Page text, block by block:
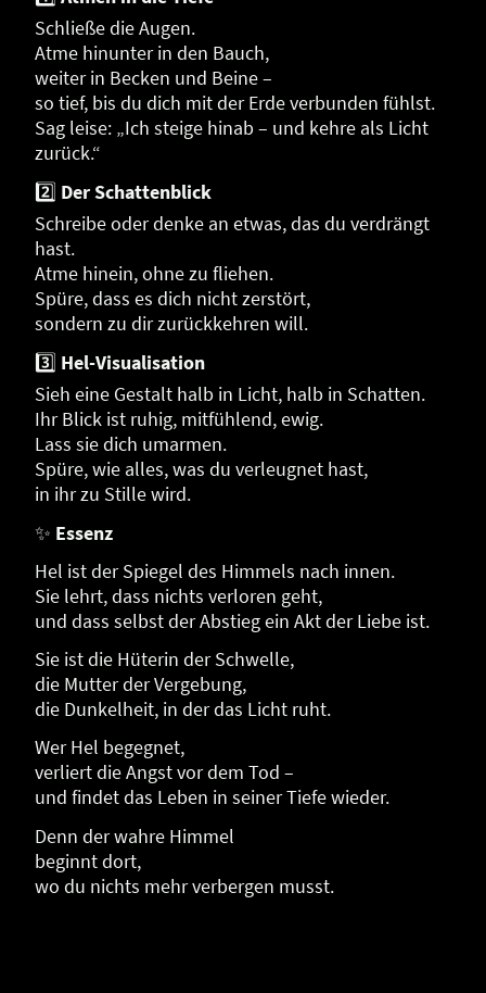
Schließe die Augen.
Atme hinunter in den Bauch,
weiter in Becken und Beine –
so tief, bis du dich mit der Erde verbunden fühlst.
Sag leise: „Ich steige hinab – und kehre als Licht
zurück.“
2️⃣ Der Schattenblick
Schreibe oder denke an etwas, das du verdrängt
hast.
Atme hinein, ohne zu fliehen.
Spüre, dass es dich nicht zerstört,
sondern zu dir zurückkehren will.
3️⃣ Hel-Visualisation
Sieh eine Gestalt halb in Licht, halb in Schatten.
Ihr Blick ist ruhig, mitfühlend, ewig.
Lass sie dich umarmen.
Spüre, wie alles, was du verleugnet hast,
in ihr zu Stille wird.
✨ Essenz
Hel ist der Spiegel des Himmels nach innen.
Sie lehrt, dass nichts verloren geht,
und dass selbst der Abstieg ein Akt der Liebe ist.
Sie ist die Hüterin der Schwelle,
die Mutter der Vergebung,
die Dunkelheit, in der das Licht ruht.
Wer Hel begegnet,
verliert die Angst vor dem Tod –
und findet das Leben in seiner Tiefe wieder.
Denn der wahre Himmel
beginnt dort,
wo du nichts mehr verbergen musst.